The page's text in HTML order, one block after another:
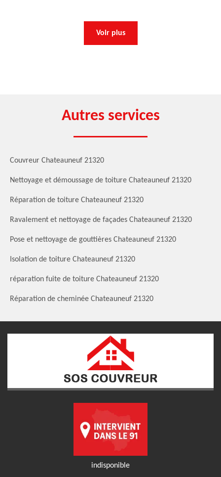
Voir plus
Autres services
Couvreur Chateauneuf 21320
Nettoyage et démoussage de toiture Chateauneuf 21320
Réparation de toiture Chateauneuf 21320
Ravalement et nettoyage de façades Chateauneuf 21320
Pose et nettoyage de gouttières Chateauneuf 21320
Isolation de toiture Chateauneuf 21320
réparation fuite de toiture Chateauneuf 21320
Réparation de cheminée Chateauneuf 21320
indisponible